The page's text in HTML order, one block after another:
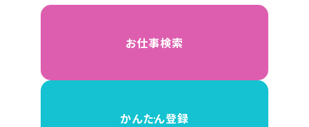
お仕事検索
かんたん登録